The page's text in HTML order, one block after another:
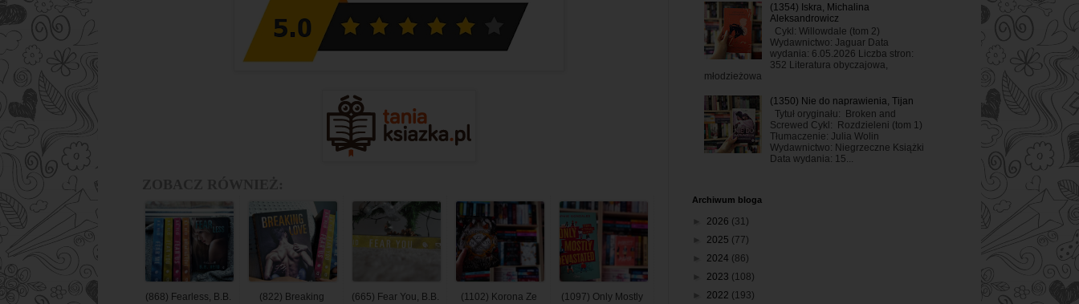
(868) Fearless, B.B.
(822) Breaking
(665) Fear You, B.B.
(1102) Korona Ze
(1097) Only Mostly
(1354) Iskra, Michalina
Aleksandrowicz
Cykl: Willowdale (tom 2)
Wydawnictwo: Jaguar Data
wydania: 6.05.2026 Liczba stron:
352 Literatura obyczajowa,
młodzieżowa
(1350) Nie do naprawienia, Tijan
Tytuł oryginału: Broken and
Screwed Cykl: Rozdzieleni (tom 1)
Tłumaczenie: Julia Wolin
Wydawnictwo: Niegrzeczne Książki
Data wydania: 15...
Archiwum bloga
2026 (31)
2025 (77)
2024 (86)
2023 (108)
2022 (193)